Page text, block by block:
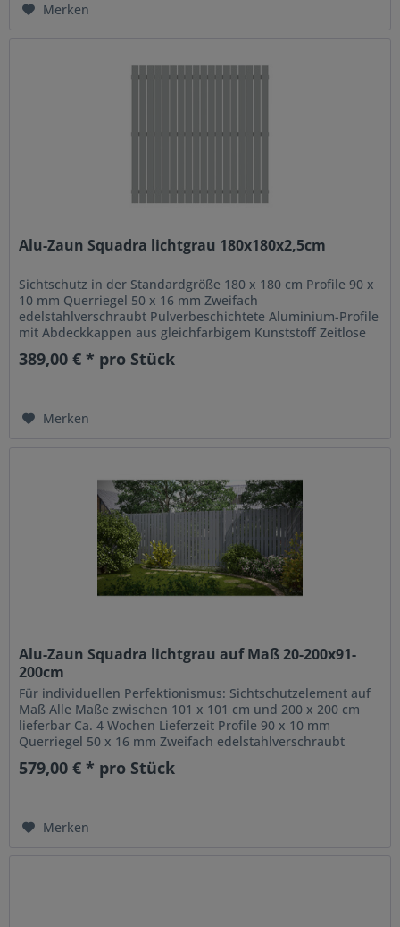
Merken
Alu-Zaun Squadra lichtgrau 180x180x2,5cm
Sichtschutz in der Standardgröße 180 x 180 cm Profile 90 x
10 mm Querriegel 50 x 16 mm Zweifach
edelstahlverschraubt Pulverbeschichtete Aluminium-Profile
mit Abdeckkappen aus gleichfarbigem Kunststoff Zeitlose
Lebensräume erfordern...
389,00 € * pro Stück
Merken
Alu-Zaun Squadra lichtgrau auf Maß 20-200x91-
200cm
Für individuellen Perfektionismus: Sichtschutzelement auf
Maß Alle Maße zwischen 101 x 101 cm und 200 x 200 cm
lieferbar Ca. 4 Wochen Lieferzeit Profile 90 x 10 mm
Querriegel 50 x 16 mm Zweifach edelstahlverschraubt
579,00 € * pro Stück
Merken